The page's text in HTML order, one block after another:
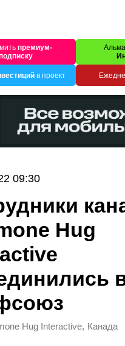
премиум-
в проект
09:30
Hug
Hug Interactive, Канада